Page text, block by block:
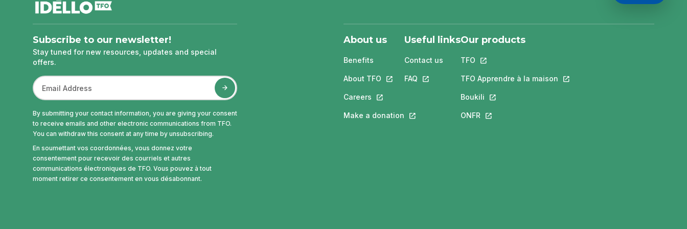
Subscribe to our newsletter!
Stay tuned for new resources, updates and special
offers.
By submitting your contact information, you are giving your consent
to receive emails and other electronic communications from TFO.
You can withdraw this consent at any time by unsubscribing.
En soumettant vos coordonnées, vous donnez votre
consentement pour recevoir des courriels et autres
communications électroniques de TFO. Vous pouvez à tout
moment retirer ce consentement en vous désabonnant.
About us
Benefits
About TFO This link will open in a new tab.
Careers This link will open in a new tab.
Make a donation This link will open in a new tab.
Useful links
Contact us
FAQ This link will open in a new tab.
Our products
TFO This link will open in a new tab.
TFO Apprendre à la maison This link will open in a new tab.
Boukili This link will open in a new tab.
ONFR This link will open in a new tab.